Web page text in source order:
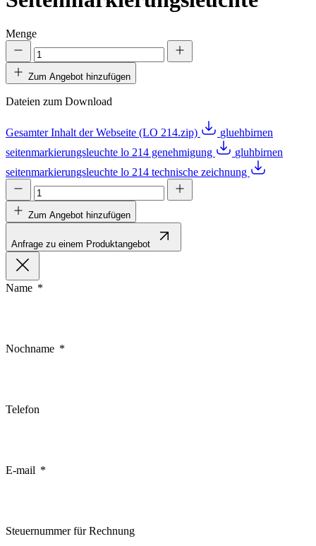
Menge
Zum Angebot hinzufügen
Dateien zum Download
Gesamter Inhalt der Webseite (LO 214.zip)
gluehbirnen
seitenmarkierungsleuchte lo 214 genehmigung
gluhbirnen
seitenmarkierungsleuchte lo 214 technische zeichnung
Zum Angebot hinzufügen
Anfrage zu einem Produktangebot
Name
Nochname
Telefon
E-mail
Steuernummer für Rechnung